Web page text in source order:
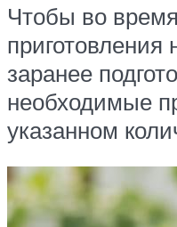
Чтобы во
приготовления
заранее
необходимые
указанном